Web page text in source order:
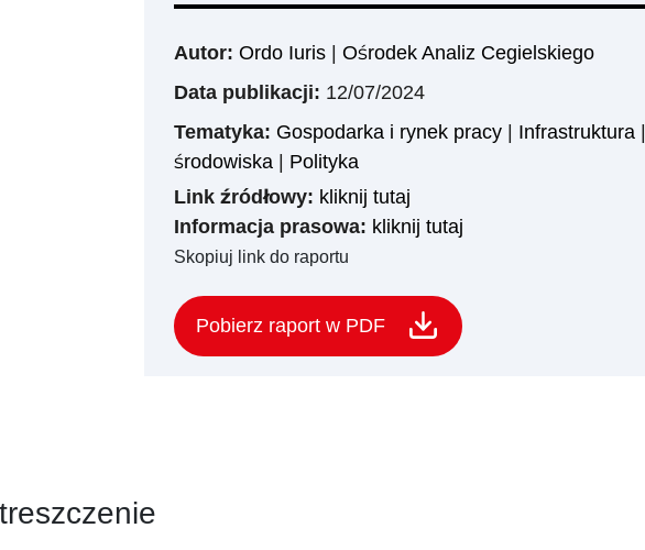
Autor: Ordo Iuris| Ośrodek Analiz Cegielskiego
Data publikacji: 12/07/2024
Tematyka: Gospodarka i rynek pracy| Infrastruktura|
środowiska| Polityka
Link źródłowy: kliknij tutaj
Informacja prasowa: kliknij tutaj
Skopiuj link do raportu
Pobierz raport w PDF